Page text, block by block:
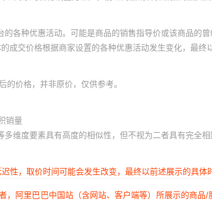
各种优惠活动。可能是商品的销售指导价或该商品的
交价格根据商家设置的各种优惠活动发生变化，最终
价格，并非原价，仅供参考。
销量
维度要素具有高度的相似性，但不视为二者具有完全相
性，取价时间可能会发生改变，最终以前述展示的具体
阿里巴巴中国站（含网站、客户端等）所展示的商